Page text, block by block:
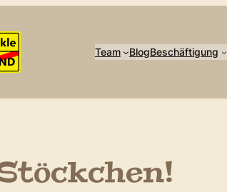
Team BlogBeschäftigung